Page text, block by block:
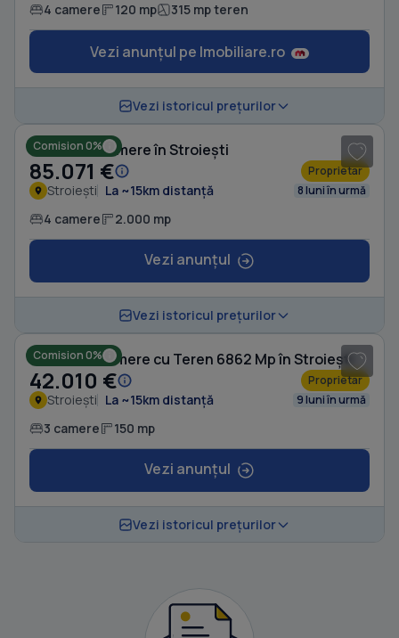
4 camere 120 mp 315 mp teren
Vezi anunțul pe Imobiliare.ro
Vezi istoricul prețurilor
Comision 0%
Casă cu 4 camere în Stroiești
85.071 € Proprietar
Stroiești La ~15km distanță 8 luni în urmă
4 camere 2.000 mp
Vezi anunțul
Vezi istoricul prețurilor
Comision 0%
Casă cu 3 camere cu Teren 6862 Mp în Stroiești
42.010 € Proprietar
Stroiești La ~15km distanță 9 luni în urmă
3 camere 150 mp
Vezi anunțul
Vezi istoricul prețurilor